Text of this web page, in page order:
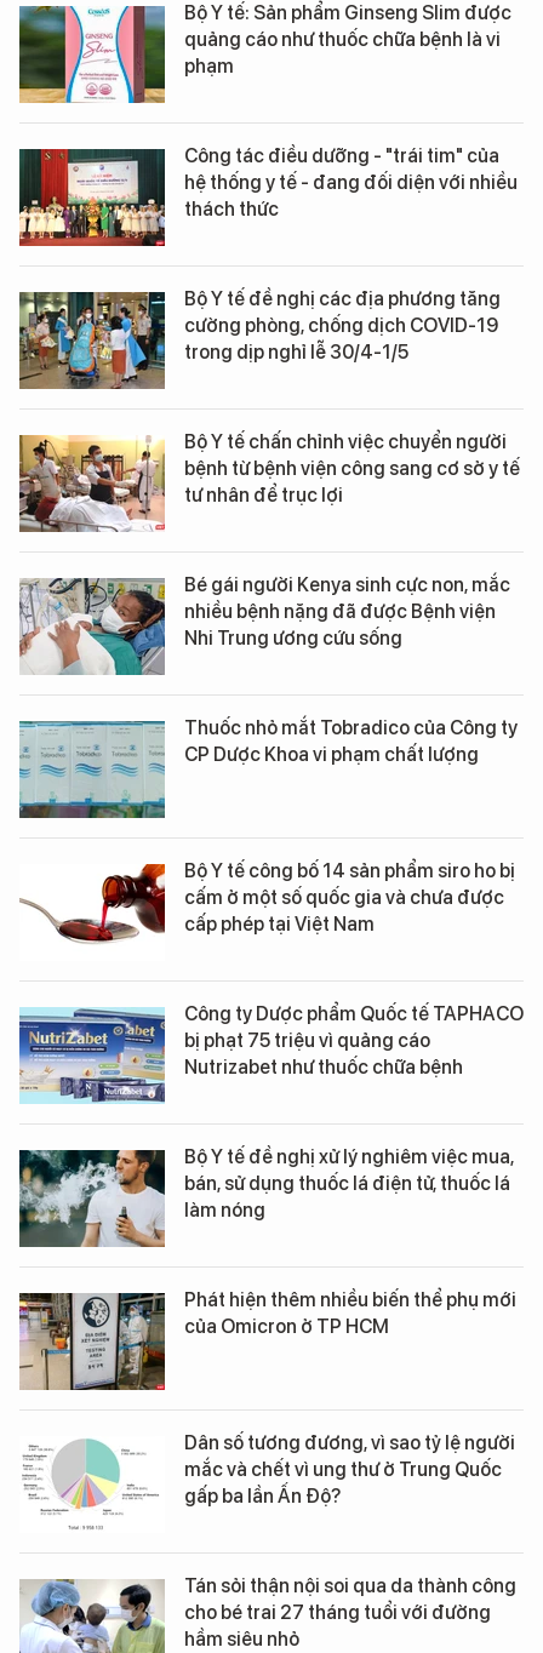
Bộ Y tế: Sản phẩm Ginseng Slim được
quảng cáo như thuốc chữa bệnh là vi
phạm
Công tác điều dưỡng - "trái tim" của
hệ thống y tế - đang đối diện với nhiều
thách thức
Bộ Y tế đề nghị các địa phương tăng
cường phòng, chống dịch COVID-19
trong dịp nghỉ lễ 30/4-1/5
Bộ Y tế chấn chỉnh việc chuyển người
bệnh từ bệnh viện công sang cơ sở y tế
tư nhân để trục lợi
Bé gái người Kenya sinh cực non, mắc
nhiều bệnh nặng đã được Bệnh viện
Nhi Trung ương cứu sống
Thuốc nhỏ mắt Tobradico của Công ty
CP Dược Khoa vi phạm chất lượng
Bộ Y tế công bố 14 sản phẩm siro ho bị
cấm ở một số quốc gia và chưa được
cấp phép tại Việt Nam
Công ty Dược phẩm Quốc tế TAPHACO
bị phạt 75 triệu vì quảng cáo
Nutrizabet như thuốc chữa bệnh
Bộ Y tế đề nghị xử lý nghiêm việc mua,
bán, sử dụng thuốc lá điện tử, thuốc lá
làm nóng
Phát hiện thêm nhiều biến thể phụ mới
của Omicron ở TP HCM
Dân số tương đương, vì sao tỷ lệ người
mắc và chết vì ung thư ở Trung Quốc
gấp ba lần Ấn Độ?
Tán sỏi thận nội soi qua da thành công
cho bé trai 27 tháng tuổi với đường
hầm siêu nhỏ